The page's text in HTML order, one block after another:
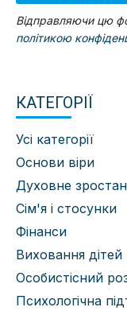
Відправляючи цю
політикою
КАТЕГОРІЇ
Усі категорії
Основи віри
Духовне
Сім'я і стосунки
Фінанси
Виховання дітей
Особистісний
Психологічна